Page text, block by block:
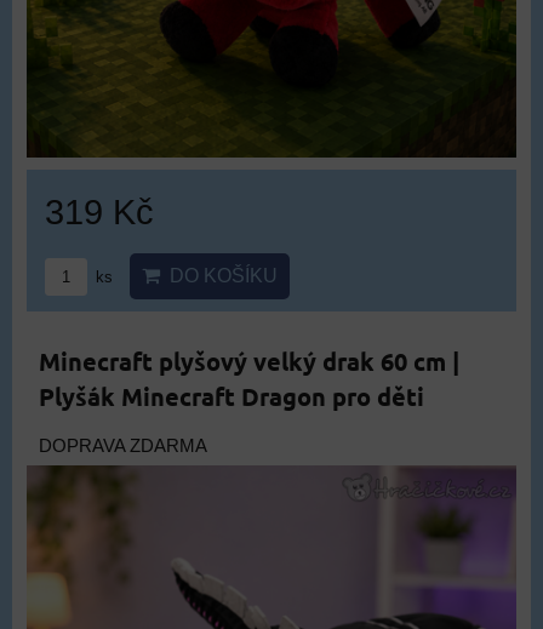
319 Kč
ks DO KOŠÍKU
Minecraft plyšový velký drak 60 cm |
Plyšák Minecraft Dragon pro děti
DOPRAVA ZDARMA